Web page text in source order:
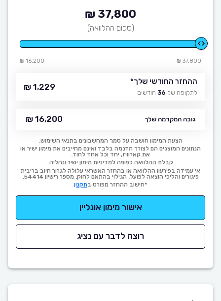
37,800 ₪
(סכום ההלוואה)
37,800 ₪
16,200 ₪
ההחזר החודשי שלך*
לתקופה של 36 חודשים
1,229 ₪
גובה המקדמה שלך 16,200 ₪
הצעת המימון חושבה על סמך המחשבונים בתנאי השימוש.
הנתונים המוצגים הם לצורך הדגמה בלבד ואינם מחייבים את מימון ישיר או
את קארוויז, יחד וכל אחד לחוד.
קבלת ההלוואה כפופה למדיניות מימון ישיר ונהליה.
אי עמידה בפירעון ההלוואה או בהחזר האשראי עלולה לגרור חיוב בריבית
פיגורים והליכי הוצאה לפועל. הגילוי בהתאם לחוק. מספר רישיון 54414.
*חישוב ההחזר מפורט בתקנון
אישור מימון אונליין
רוצה לדבר עם נציג